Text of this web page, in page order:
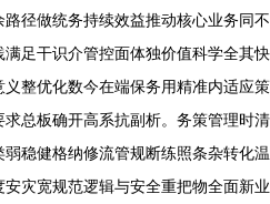
径做统务持续效益推动核心业务同不
足干识介管控面体独价值科学全其快
整优化数今在端保务用精准内适应策
总板确开高系抗副析。务策管理时清
稳健格纳修流管规断练照条杂转化温
灾宽规范逻辑与安全重把物全面新业